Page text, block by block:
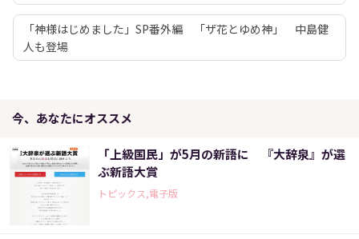
「神様はじめました」SP番外編 「ザ花とゆめ神」 中島健
人も登場
今、あなたにオススメ
「上級国民」が5月の新語に 『大辞泉』が選
ぶ新語大賞
トピックス,電子版